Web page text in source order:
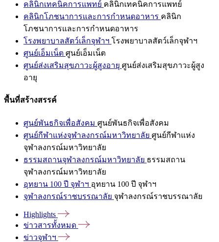
คลินิกเทคนิคการแพทย์ คลินิกเทคนิคการแพทย์
คลินิกโภชนาการและการกำหนดอาหาร คลินิก
โภชนาการและการกำหนดอาหาร
โรงพยาบาลสัตว์เล็กจุฬาฯ โรงพยาบาลสัตว์เล็กจุฬาฯ
ศูนย์เอ็มเน็ต ศูนย์เอ็มเน็ต
ศูนย์ส่งเสริมสุขภาวะผู้สูงอายุ ศูนย์ส่งเสริมสุขภาวะผู้สูง
อายุ
พื้นที่สร้างสรรค์
ศูนย์พันธกิจเพื่อสังคม ศูนย์พันธกิจเพื่อสังคม
ศูนย์กีฬาแห่งจุฬาลงกรณ์มหาวิทยาลัย ศูนย์กีฬาแห่ง
จุฬาลงกรณ์มหาวิทยาลัย
ธรรมสถานจุฬาลงกรณ์มหาวิทยาลัย ธรรมสถาน
จุฬาลงกรณ์มหาวิทยาลัย
อุทยาน 100 ปี จุฬาฯ อุทยาน 100 ปี จุฬาฯ
จุฬาลงกรณ์ราชบรรณาลัย จุฬาลงกรณ์ราชบรรณาลัย
Highlights
ข่าวสารทั้งหมด
ข่าวจุฬาฯ